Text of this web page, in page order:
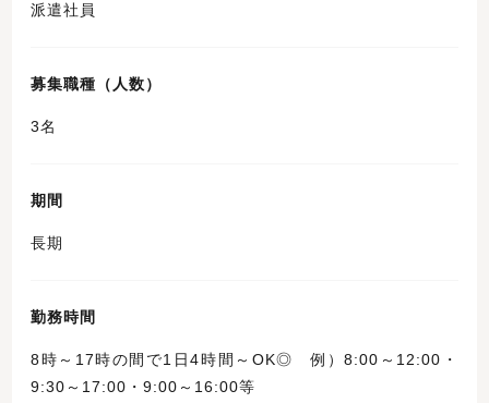
派遣社員
募集職種（人数）
3名
期間
長期
勤務時間
8時～17時の間で1日4時間～OK◎ 例）8:00～12:00・
9:30～17:00・9:00～16:00等